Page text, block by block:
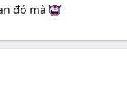
đó mà